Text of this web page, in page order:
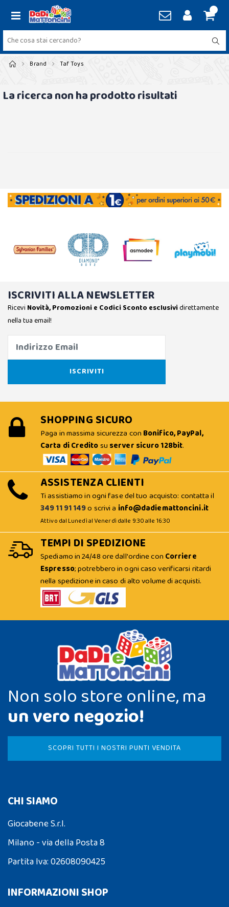
Brand Taf Toys
La ricerca non ha prodotto risultati
ISCRIVITI ALLA NEWSLETTER
Ricevi Novità, Promozioni e Codici Sconto esclusividirettamente
nella tua email!
SHOPPING SICURO
Paga in massima sicurezza con Bonifico, PayPal,
Carta di Creditosu server sicuro 128bit.
ASSISTENZA CLIENTI
Ti assistiamo in ogni fase del tuo acquisto: contatta il
349 11 91 149o scrivi a info@dadiemattoncini.it
Attivo dal Lunedì al Venerdì dalle 9:30 alle 16:30
TEMPI DI SPEDIZIONE
Spediamo in 24/48 ore dall'ordine con Corriere
Espresso; potrebbero in ogni caso verificarsi ritardi
nella spedizione in caso di alto volume di acquisti.
Non solo store online, ma
un vero negozio!
SCOPRI TUTTI I NOSTRI PUNTI VENDITA
CHI SIAMO
Giocabene S.r.l.
Milano - via della Posta 8
Partita Iva: 02608090425
INFORMAZIONI SHOP